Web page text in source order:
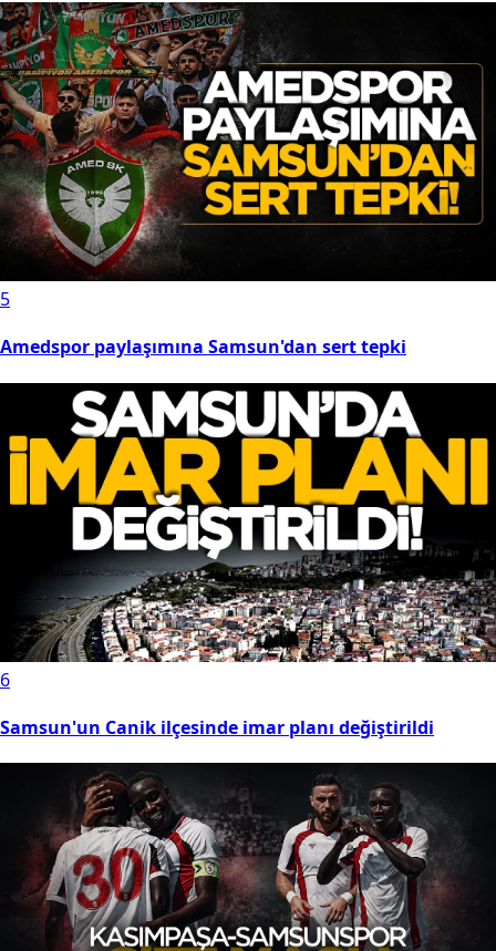
5
Amedspor paylaşımına Samsun'dan sert tepki
6
Samsun'un Canik ilçesinde imar planı değiştirildi